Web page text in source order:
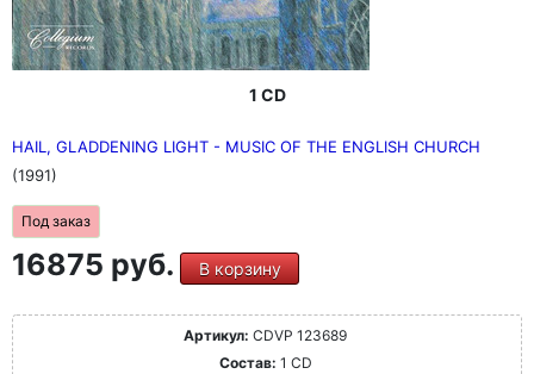
1 CD
HAIL, GLADDENING LIGHT - MUSIC OF THE ENGLISH CHURCH
(1991)
Под заказ
16875 руб. В корзину
Артикул: CDVP 123689
Состав: 1 CD